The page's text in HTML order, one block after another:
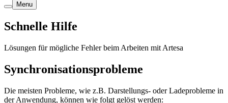
Menu
Schnelle Hilfe
Lösungen für mögliche Fehler beim Arbeiten mit Artesa
Synchronisationsprobleme
Die meisten Probleme, wie z.B. Darstellungs- oder Ladeprobleme in
der Anwendung, können wie folgt gelöst werden: